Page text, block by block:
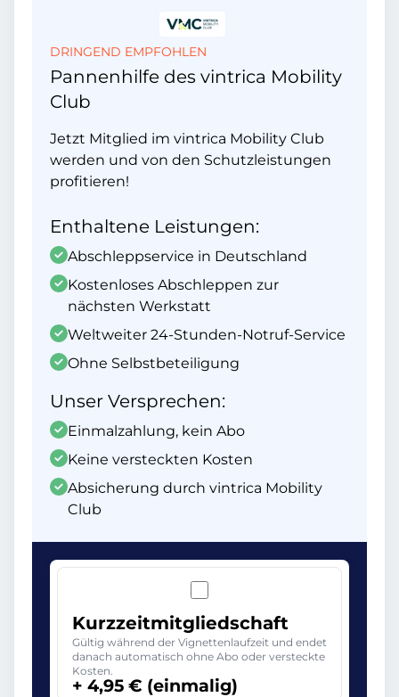
DRINGEND EMPFOHLEN
Pannenhilfe des vintrica Mobility
Club
Jetzt Mitglied im vintrica Mobility Club
werden und von den Schutzleistungen
profitieren!
Enthaltene Leistungen:
Abschleppservice in Deutschland
Kostenloses Abschleppen zur
nächsten Werkstatt
Weltweiter 24-Stunden-Notruf-Service
Ohne Selbstbeteiligung
Unser Versprechen:
Einmalzahlung, kein Abo
Keine versteckten Kosten
Absicherung durch vintrica Mobility
Club
Kurzzeitmitgliedschaft
Gültig während der Vignettenlaufzeit und endet
danach automatisch ohne Abo oder versteckte
Kosten.
+ 4,95 € (einmalig)